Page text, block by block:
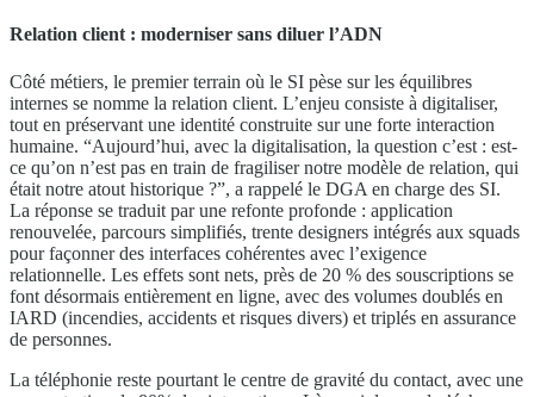
Relation client : moderniser sans diluer l’ADN
Côté métiers, le premier terrain où le SI pèse sur les équilibres
internes se nomme la relation client. L’enjeu consiste à digitaliser,
tout en préservant une identité construite sur une forte interaction
humaine. “Aujourd’hui, avec la digitalisation, la question c’est : est-
ce qu’on n’est pas en train de fragiliser notre modèle de relation, qui
était notre atout historique ?”, a rappelé le DGA en charge des SI.
La réponse se traduit par une refonte profonde : application
renouvelée, parcours simplifiés, trente designers intégrés aux squads
pour façonner des interfaces cohérentes avec l’exigence
relationnelle. Les effets sont nets, près de 20 % des souscriptions se
font désormais entièrement en ligne, avec des volumes doublés en
IARD (incendies, accidents et risques divers) et triplés en assurance
de personnes.
La téléphonie reste pourtant le centre de gravité du contact, avec une